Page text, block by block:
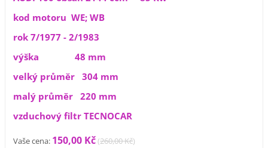
kod motoru WE; WB
rok 7/1977 - 2/1983
výška 48 mm
velký průměr 304 mm
malý průměr 220 mm
vzduchový filtr TECNOCAR
Vaše cena: 150,00 Kč(260,00 Kč)